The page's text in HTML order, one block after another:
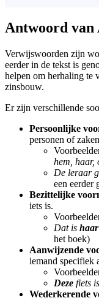
Antwoord van
Verwijswoorden zijn
eerder in de tekst is
helpen om herhaling te
zinsbouw.
Er zijn verschillende
Persoonlijke
personen of
hem, haar,
De leraar
een eerder
Bezittelijke
iets is.
Dat is haar
het boek)
Aanwijzende
iemand specifiek
Deze fiets
Wederkerende